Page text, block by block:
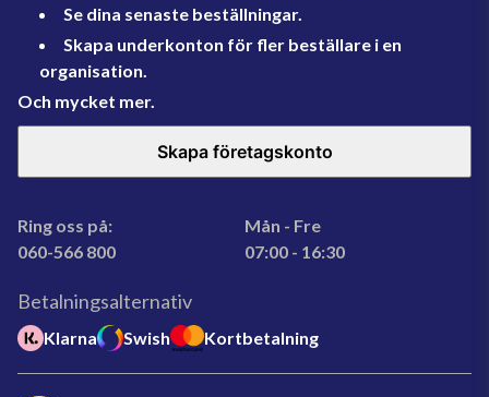
Se dina senaste beställningar.
Skapa underkonton för fler beställare i en
organisation.
Och mycket mer.
Skapa företagskonto
Ring oss på:
060-566 800
Mån - Fre
07:00 - 16:30
Betalningsalternativ
Klarna Swish Kortbetalning